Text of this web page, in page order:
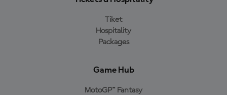
Tiket
Hospitality
Packages
Game Hub
MotoGP™ Fantasy